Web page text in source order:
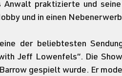
Anwalt praktizierte und
und in einen
der beliebtesten
Jeff Lowenfels“. Die
gespielt wurde. Er